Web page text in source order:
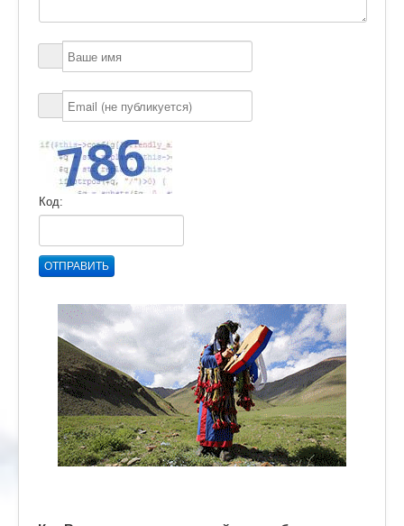
Код:
ОТПРАВИТЬ